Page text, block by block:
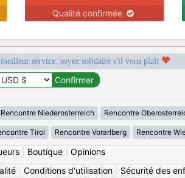
Qualité confirmée
service, soyez solidaire s'il vous plaît
Rencontre Niederosterreich Rencontre
Tirol Rencontre Vorarlberg Rencontre
| Boutique| Opinions
| Conditions d'utilisation| Sécurité des